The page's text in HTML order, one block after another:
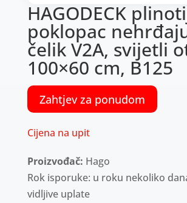
HAGODECK
poklopac
čelik V2A, svijetli
100×60 cm, B125
Zahtjev za ponudom
Cijena na upit
Proizvođač: Hago
Rok isporuke: u roku nekoliko
vidljive uplate